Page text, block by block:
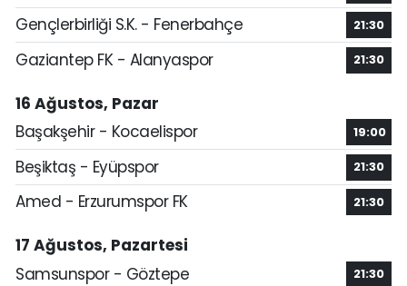
Gençlerbirliği S.K. - Fenerbahçe
21:30
Gaziantep FK - Alanyaspor 21:30
16 Ağustos, Pazar
Başakşehir - Kocaelispor
19:00
Beşiktaş - Eyüpspor 21:30
Amed - Erzurumspor FK 21:30
17 Ağustos, Pazartesi
Samsunspor - Göztepe
21:30